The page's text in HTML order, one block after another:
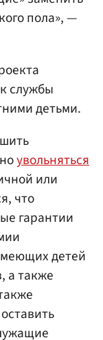
пола», —
службы
детьми.
увольняться
или
что
гарантии
детей
а также